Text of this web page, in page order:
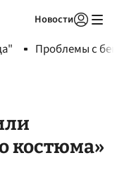
Новости
Проблемы с
костюма»